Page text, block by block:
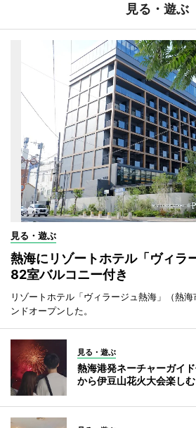
見る・遊ぶ
見る・遊ぶ
熱海にリゾートホテル「ヴィ
82室バルコニー付き
リゾートホテル「ヴィラージュ熱海」（熱
ンドオープンした。
見る・遊ぶ
熱海港発ネーチャーガイ
から伊豆山花火大会楽しむ